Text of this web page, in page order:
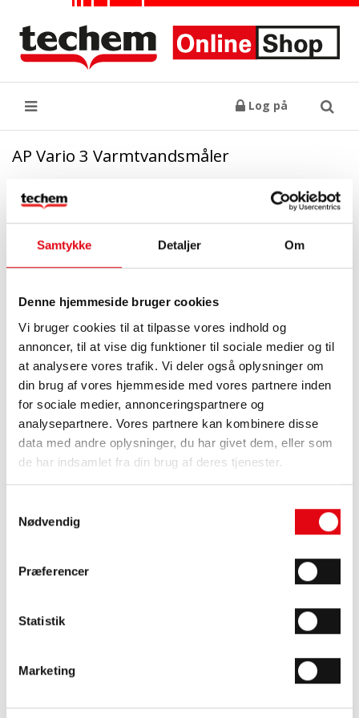
Samtykke Detaljer Om
Denne hjemmeside bruger cookies
Vi bruger cookies til at tilpasse vores indhold og
annoncer, til at vise dig funktioner til sociale medier og til
at analysere vores trafik. Vi deler også oplysninger om
din brug af vores hjemmeside med vores partnere inden
for sociale medier, annonceringspartnere og
analysepartnere. Vores partnere kan kombinere disse
data med andre oplysninger, du har givet dem, eller som
de har indsamlet fra din brug af deres tjenester.
Nødvendig
Præferencer
Statistik
Marketing
Log på Søg
AP Vario 3 Varmtvandsmåler
Med fjernaflæsning
Føj til kurv
Beskrivelse
vandforbrug. Måleren er en tørløber - flowdel og tællerværk er
adskilt, så tællerværk ikke kommer i kontakt med vandet.
monteres horisontalt og vertikalt. Tællerværket kan drejes 360°,
hvilket gør den letaflæselig. Måleren er forberedt til indbygning
fjernaflæsning.